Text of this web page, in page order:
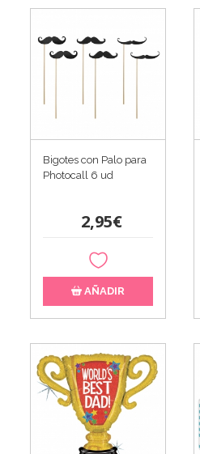
Bigotes con Palo para
Photocall 6 ud
2,95€
AÑADIR